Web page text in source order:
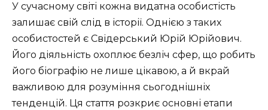
У сучасному світі кожна видатна особистість
залишає свій слід в історії. Однією з таких
особистостей є Свідерський Юрій Юрійович.
Його діяльність охоплює безліч сфер, що робить
його біографію не лише цікавою, а й вкрай
важливою для розуміння сьогоднішніх
тенденцій. Ця стаття розкриє основні етапи